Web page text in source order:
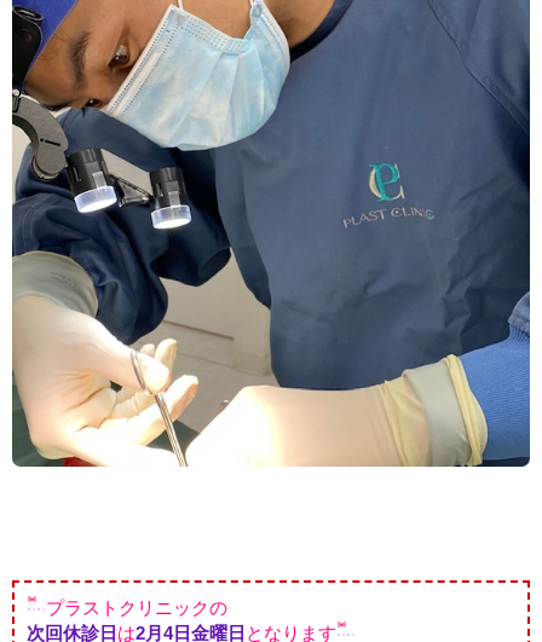
プラストクリニックの
次回休診日 は2月4日金曜日 となります